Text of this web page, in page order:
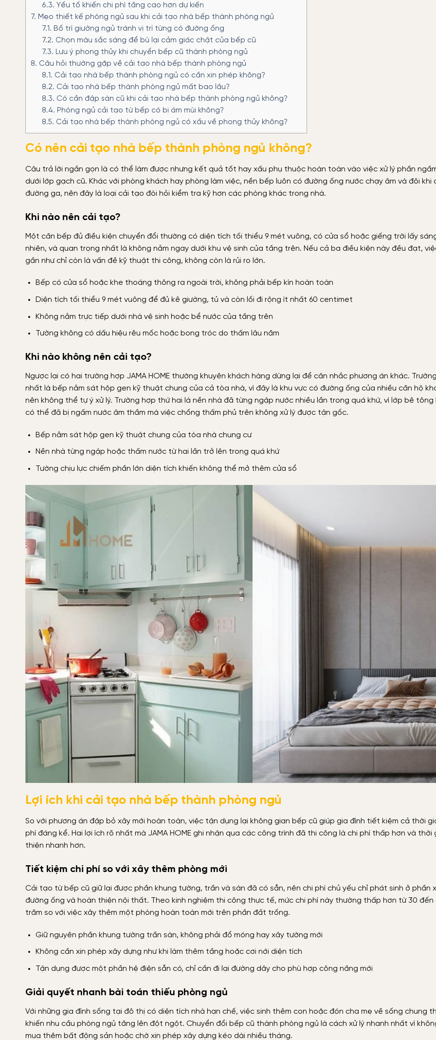
6.3. Yếu tố khiến chi phí tăng cao hơn dự kiến
7. Mẹo thiết kế phòng ngủ sau khi cải tạo nhà bếp thành phòng ngủ
7.1. Bố trí giường ngủ tránh vị trí từng có đường ống
7.2. Chọn màu sắc sáng để bù lại cảm giác chật của bếp cũ
7.3. Lưu ý phong thủy khi chuyển bếp cũ thành phòng ngủ
8. Câu hỏi thường gặp về cải tạo nhà bếp thành phòng ngủ
8.1. Cải tạo nhà bếp thành phòng ngủ có cần xin phép không?
8.2. Cải tạo nhà bếp thành phòng ngủ mất bao lâu?
8.3. Có cần đập sàn cũ khi cải tạo nhà bếp thành phòng ngủ không?
8.4. Phòng ngủ cải tạo từ bếp có bị ám mùi không?
8.5. Cải tạo nhà bếp thành phòng ngủ có xấu về phong thủy không?
Có nên cải tạo nhà bếp thành phòng ngủ không?
Câu trả lời ngắn gọn là có thể làm được nhưng kết quả tốt hay xấu phụ thuộc hoàn toàn vào việc xử lý phần
dưới lớp gạch cũ. Khác với phòng khách hay phòng làm việc, nền bếp luôn có đường ống nước chạy âm và đôi khi
đường ga, nên đây là loại cải tạo đòi hỏi kiểm tra kỹ hơn các phòng khác trong nhà.
Khi nào nên cải tạo?
Một căn bếp đủ điều kiện chuyển đổi thường có diện tích tối thiểu 9 mét vuông, có cửa sổ hoặc giếng trời lấy
nhiên, và quan trọng nhất là không nằm ngay dưới khu vệ sinh của tầng trên. Nếu cả ba điều kiện này đều đạt,
gần như chỉ còn là vấn đề kỹ thuật thi công, không còn là rủi ro lớn.
Bếp có cửa sổ hoặc khe thoáng thông ra ngoài trời, không phải bếp kín hoàn toàn
Diện tích tối thiểu 9 mét vuông để đủ kê giường, tủ và còn lối đi rộng ít nhất 60 centimet
Không nằm trực tiếp dưới nhà vệ sinh hoặc bể nước của tầng trên
Tường không có dấu hiệu rêu mốc hoặc bong tróc do thấm lâu năm
Khi nào không nên cải tạo?
Ngược lại có hai trường hợp JAMA HOME thường khuyên khách hàng dừng lại để cân nhắc phương án khác.
nhất là bếp nằm sát hộp gen kỹ thuật chung của cả tòa nhà, vì đây là khu vực có đường ống của nhiều căn hộ
nên không thể tự ý xử lý. Trường hợp thứ hai là nền nhà đã từng ngập nước nhiều lần trong quá khứ, vì lớp bê tông
có thể đã bị ngấm nước âm thầm mà việc chống thấm phủ trên không xử lý được tận gốc.
Bếp nằm sát hộp gen kỹ thuật chung của tòa nhà chung cư
Nền nhà từng ngập hoặc thấm nước từ hai lần trở lên trong quá khứ
Tường chịu lực chiếm phần lớn diện tích khiến không thể mở thêm cửa sổ
Lợi ích khi cải tạo nhà bếp thành phòng ngủ
So với phương án đập bỏ xây mới hoàn toàn, việc tận dụng lại không gian bếp cũ giúp gia đình tiết kiệm cả thời
phí đáng kể. Hai lợi ích rõ nhất mà JAMA HOME ghi nhận qua các công trình đã thi công là chi phí thấp hơn và thời
thiện nhanh hơn.
Tiết kiệm chi phí so với xây thêm phòng mới
Cải tạo từ bếp cũ giữ lại được phần khung tường, trần và sàn đã có sẵn, nên chi phí chủ yếu chỉ phát sinh ở phần
đường ống và hoàn thiện nội thất. Theo kinh nghiệm thi công thực tế, mức chi phí này thường thấp hơn từ 30 đến
trăm so với việc xây thêm một phòng hoàn toàn mới trên phần đất trống.
Giữ nguyên phần khung tường trần sàn, không phải đổ móng hay xây tường mới
Không cần xin phép xây dựng như khi làm thêm tầng hoặc cơi nới diện tích
Tận dụng được một phần hệ điện sẵn có, chỉ cần đi lại đường dây cho phù hợp công năng mới
Giải quyết nhanh bài toán thiếu phòng ngủ
Với những gia đình sống tại đô thị có diện tích nhà hạn chế, việc sinh thêm con hoặc đón cha mẹ về sống chung
khiến nhu cầu phòng ngủ tăng lên đột ngột. Chuyển đổi bếp cũ thành phòng ngủ là cách xử lý nhanh nhất vì
mua thêm bất động sản hoặc chờ xin phép xây dựng kéo dài nhiều tháng.